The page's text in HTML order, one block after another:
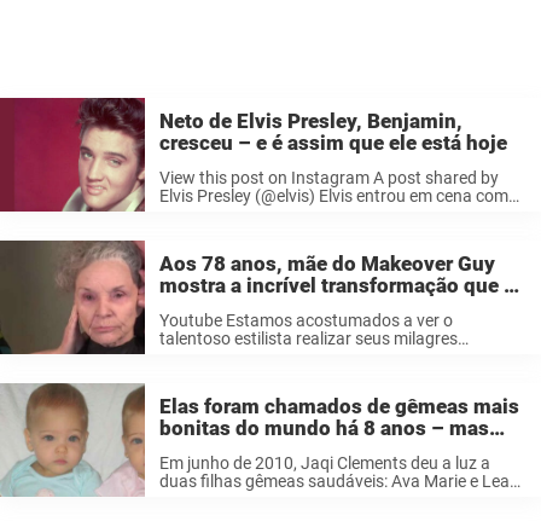
Neto de Elvis Presley, Benjamin,
cresceu – e é assim que ele está hoje
View this post on Instagram A post shared by
Elvis Presley (@elvis) Elvis entrou em cena com
Aos 78 anos, mãe do Makeover Guy
mostra a incrível transformação que o
Youtube Estamos acostumados a ver o
talentoso estilista realizar seus milagres
mãe ...
Elas foram chamados de gêmeas mais
bonitas do mundo há 8 anos – mas
Em junho de 2010, Jaqi Clements deu a luz a
duas filhas gêmeas saudáveis: Ava Marie e Leah